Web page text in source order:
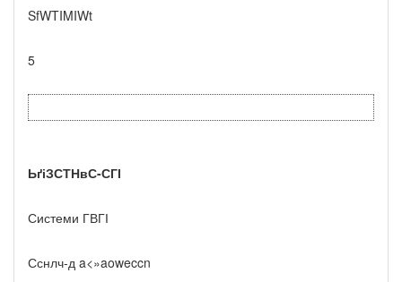
SfWTIMIWt
5
ЬґіЗСТНвС-СГІ
Системи ГВГІ
Сснлч-д a<»aoweccn